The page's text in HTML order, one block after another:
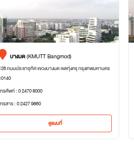
บางมด(KMUTT Bangmod)
ถนนประชาอุทิศ แขวงบางมด เขตทุ่งครุ กรุงเทพมหานคร
รศัพท์ : 0 2470 8000
รสาร : 0 2427 9860
ดูแผนที่